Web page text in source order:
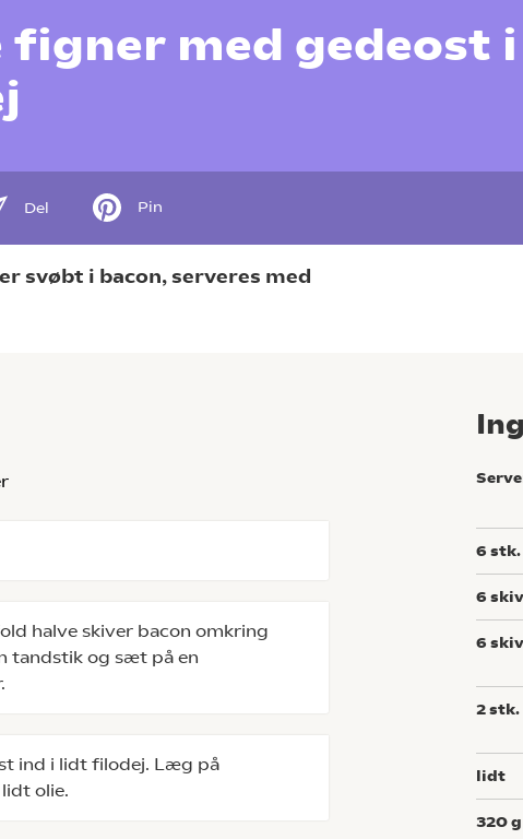
figner med gedeost i
Del Pin
svøbt i bacon, serveres med
halve skiver bacon omkring
tandstik og sæt på en
ind i lidt filodej. Læg på
lidt olie.
6 stk.
6
6
2stk.
lidt
320g